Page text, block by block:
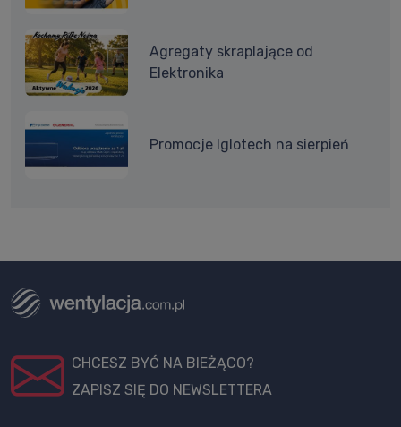
Agregaty skraplające od
Elektronika
Promocje Iglotech na sierpień
CHCESZ BYĆ NA BIEŻĄCO?
ZAPISZ SIĘ DO NEWSLETTERA